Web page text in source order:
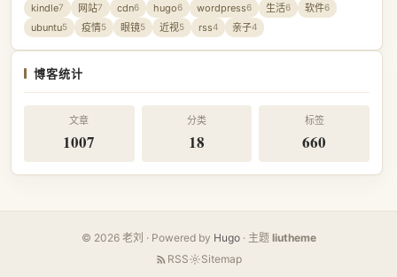
kindle7 网站7 cdn6 hugo6 wordpress6 生活6 软件6
ubuntu5 疫情5 眼镜5 近视5 rss4 亲子4
博客统计
文章
1007
分类
18
标签
660
© 2026 老刘 · Powered by Hugo· 主题 liutheme
RSS
Sitemap